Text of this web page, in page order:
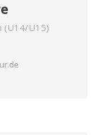
(U14/U15)